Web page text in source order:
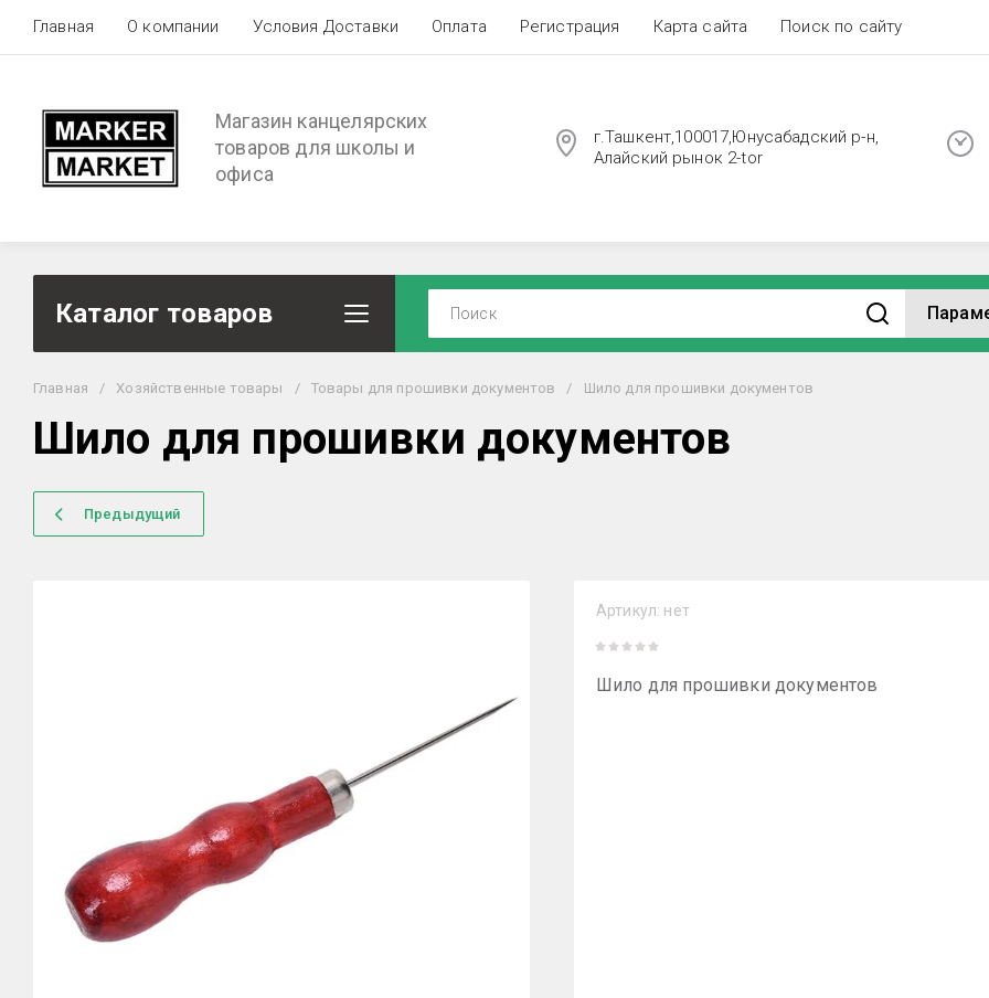
Главная О компании Условия Доставки Оплата Регистрация Карта сайта Поиск по сайту
Магазин канцелярских
товаров для школы и
офиса
г.Ташкент,100017,Юнусабадский р-н,
Алайский рынок 2-tor
Каталог товаров
Главная / Хозяйственные товары / Товары для прошивки документов / Шило для прошивки документов
Шило для прошивки документов
Предыдущий
Артикул: нет
Шило для прошивки документов